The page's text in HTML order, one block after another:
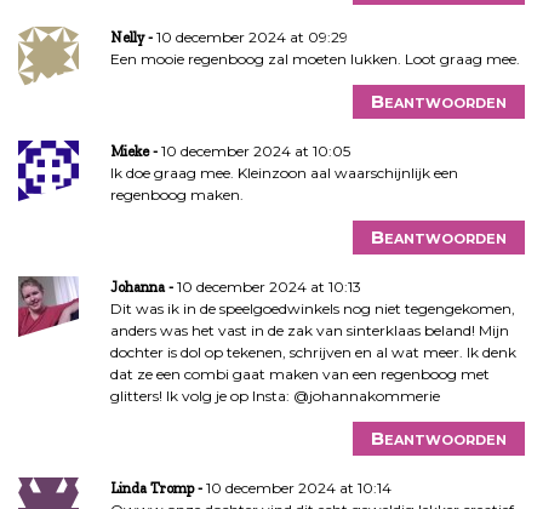
Nelly
10 december 2024 at 09:29
Een mooie regenboog zal moeten lukken. Loot graag mee.
Beantwoorden
Mieke
10 december 2024 at 10:05
Ik doe graag mee. Kleinzoon aal waarschijnlijk een
regenboog maken.
Beantwoorden
Johanna
10 december 2024 at 10:13
Dit was ik in de speelgoedwinkels nog niet tegengekomen,
anders was het vast in de zak van sinterklaas beland! Mijn
dochter is dol op tekenen, schrijven en al wat meer. Ik denk
dat ze een combi gaat maken van een regenboog met
glitters! Ik volg je op Insta: @johannakommerie
Beantwoorden
Linda Tromp
10 december 2024 at 10:14